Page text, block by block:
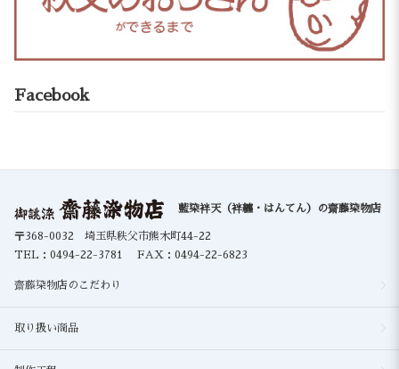
Facebook
藍染袢天（袢纏・はんてん）の齋藤染物店
〒368-0032 埼玉県秩父市熊木町44-22
TEL： 0494-22-3781 FAX：0494-22-6823
齋藤染物店のこだわり
取り扱い商品